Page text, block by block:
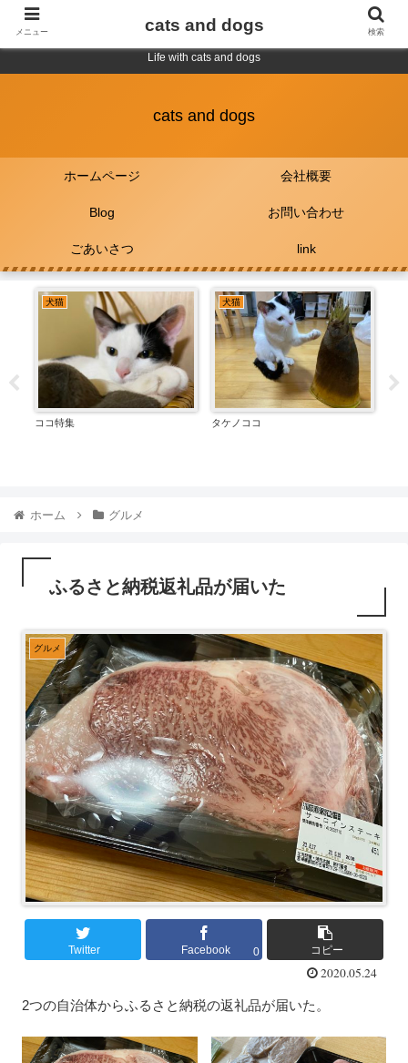
Life with cats and dogs
cats and dogs
ホームページ 会社概要
Blog お問い合わせ
ごあいさつ link
犬猫
ココ特集
犬猫
タケノココ
ホーム グルメ
ふるさと納税返礼品が届いた
グルメ
Twitter Facebook 0 コピー
2020.05.24
2つの自治体からふるさと納税の返礼品が届いた。
メニュー cats and dogs 検索